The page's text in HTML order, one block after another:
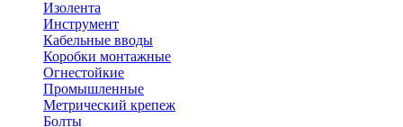
Изолента
Инструмент
Кабельные вводы
Коробки монтажные
Огнестойкие
Промышленные
Метрический крепеж
Болты